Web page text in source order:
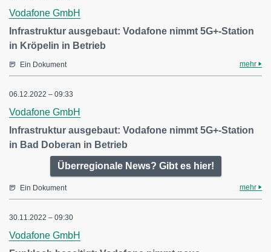
Vodafone GmbH
Infrastruktur ausgebaut: Vodafone nimmt 5G+-Station
in Kröpelin in Betrieb
Ein Dokument mehr
06.12.2022 – 09:33
Vodafone GmbH
Infrastruktur ausgebaut: Vodafone nimmt 5G+-Station
in Bad Doberan in Betrieb
Überregionale News? Gibt es hier!
Ein Dokument mehr
30.11.2022 – 09:30
Vodafone GmbH